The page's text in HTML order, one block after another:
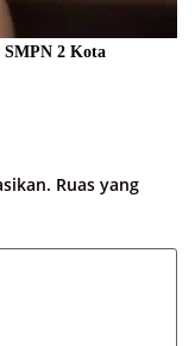
SMPN 2 Kota
Ruas yang